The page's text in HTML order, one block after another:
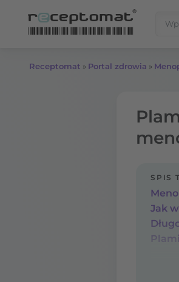
Receptomat » Portal zdrowia »
SPIS